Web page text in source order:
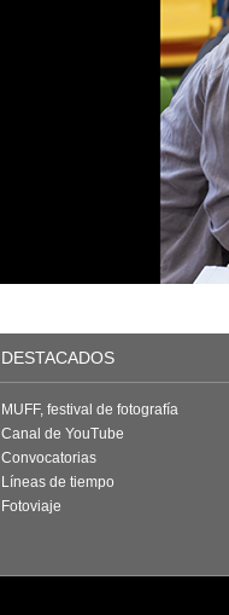
DESTACADOS
MUFF, festival de fotografía
Canal de YouTube
Convocatorias
Líneas de tiempo
Fotoviaje